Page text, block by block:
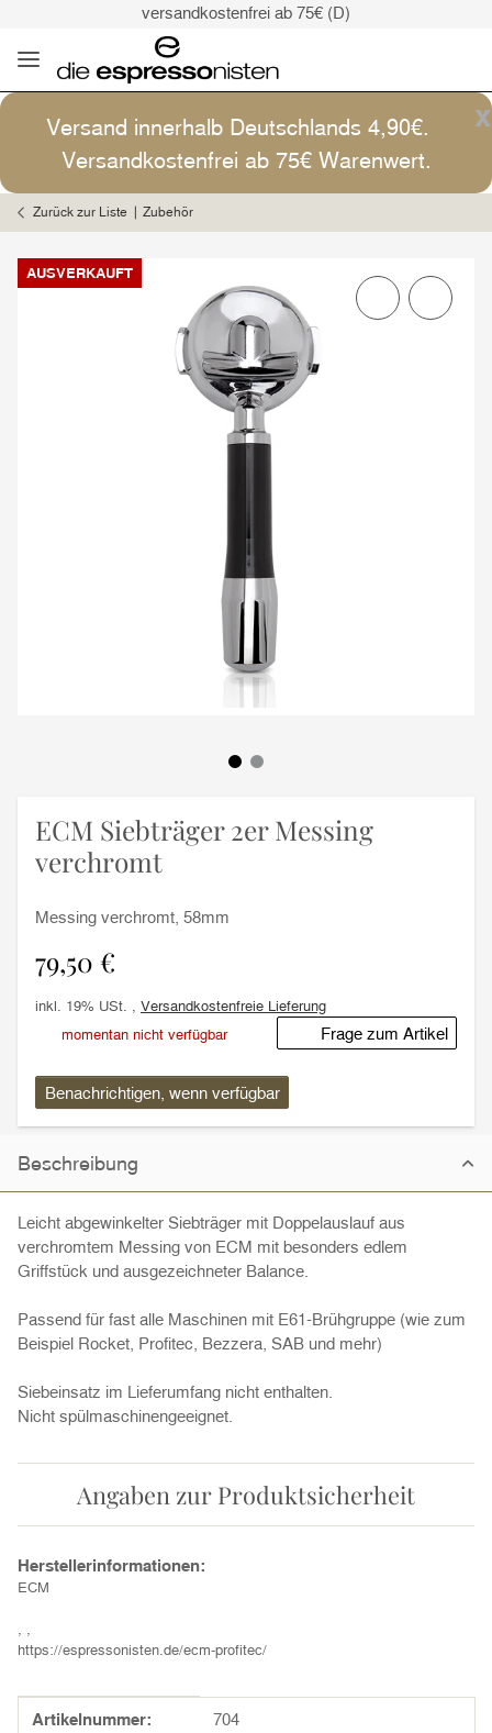
versandkostenfrei ab 75€ (D)
Versand: 4,90€ (D)
versandkostenfrei ab 75€ (D)
Kaffee ist Kunst
x
Versand innerhalb Deutschlands 4,90€.
Versandkostenfrei ab 75€ Warenwert.
Zurück zur Liste Zubehör
AUSVERKAUFT
ECM Siebträger 2er Messing
verchromt
Messing verchromt, 58mm
79,50 €
inkl. 19% USt. , Versandkostenfreie Lieferung
momentan nicht verfügbar
Frage zum Artikel
Benachrichtigen, wenn verfügbar
Beschreibung
Leicht abgewinkelter Siebträger mit Doppelauslauf aus
verchromtem Messing von ECM mit besonders edlem
Griffstück und ausgezeichneter Balance.
Passend für fast alle Maschinen mit E61-Brühgruppe (wie zum
Beispiel Rocket, Profitec, Bezzera, SAB und mehr)
Siebeinsatz im Lieferumfang nicht enthalten.
Nicht spülmaschinengeeignet.
Angaben zur Produktsicherheit
Herstellerinformationen:
ECM
, ,
https://espressonisten.de/ecm-profitec/
Produkteigenschaft
Wert
Artikelnummer: 704